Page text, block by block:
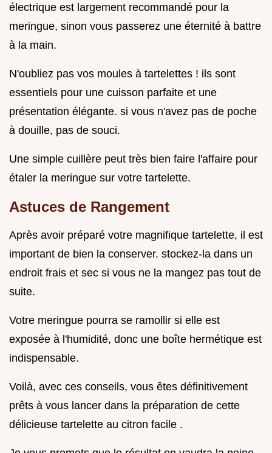
électrique est largement recommandé pour la
meringue, sinon vous passerez une éternité à battre
à la main.
N'oubliez pas vos moules à tartelettes ! ils sont
essentiels pour une cuisson parfaite et une
présentation élégante. si vous n'avez pas de poche
à douille, pas de souci.
Une simple cuillère peut très bien faire l'affaire pour
étaler la meringue sur votre tartelette.
Astuces de Rangement
Après avoir préparé votre magnifique tartelette, il est
important de bien la conserver. stockez-la dans un
endroit frais et sec si vous ne la mangez pas tout de
suite.
Votre meringue pourra se ramollir si elle est
exposée à l'humidité, donc une boîte hermétique est
indispensable.
Voilà, avec ces conseils, vous êtes définitivement
prêts à vous lancer dans la préparation de cette
délicieuse tartelette au citron facile .